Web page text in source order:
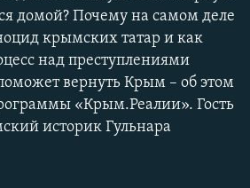
домой? Почему на самом деле
крымских татар и как
над преступлениями
вернуть Крым – об этом
«Крым.Реалии». Гость
историк Гульнара